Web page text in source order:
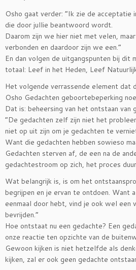
Osho gaat verder: “Ik zie de acceptatie
die door jullie beantwoord wordt.
Daarom zijn we hier niet met velen,
verbonden en daardoor zijn we een.”
En dan volgen de uitgangspunten bij dit
totaal: Leef in het Heden, Leef
Het volgende verrassende element dat
Osho Gedachten geboortebeperking
Dat is: beheersing van het ontstaan van
“De gedachten zelf zijn niet het
niet op uit zijn om je gedachten te
Want die gedachten hebben sowieso
Gedachten sterven af, de een na de
gedachtestroom op zich, het proces
Wat belangrijk is, is om het
begrijpen en je ervan te ontdoen. Want
eenmaal door hebt, vind je ook wel een
bevrijden.”
Hoe ontstaat nu een gedachte? Een
onze reactie ten opzichte van de
Gewoon kijken is niet hetzelfde als
kijken, zal er ook geen gedachte